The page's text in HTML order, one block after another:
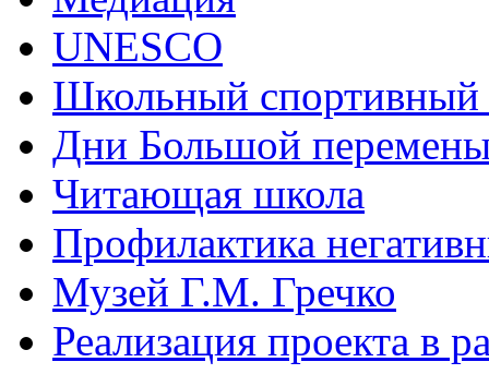
UNESCO
Школьный спортивный
Дни Большой
Читающая школа
Профилактика
Музей Г.М. Гречко
Реализация проекта в